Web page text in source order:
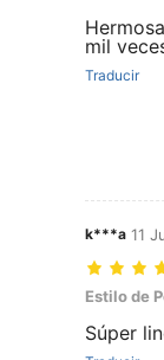
mil
Traducir
k***a 11
Estilo de
Estilo de
Súper